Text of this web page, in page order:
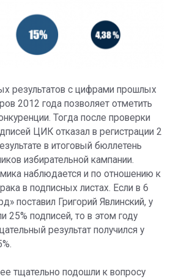
результатов с цифрами прошлых
2012 года позволяет отметить
Тогда после проверки
ЦИК отказал в регистрации 2
в итоговый бюллетень
избирательной кампании.
наблюдается и по отношению к
в подписных листах. Если в 6
поставил Григорий Явлинский, у
25% подписей, то в этом году
результат получился у
тщательно подошли к вопросу